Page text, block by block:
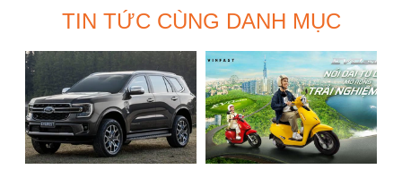
TIN TỨC CÙNG DANH MỤC